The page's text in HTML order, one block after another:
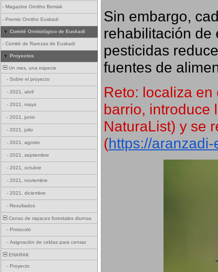
- Magazine Ornitho Berriak
- Premio Ornitho Euskadi
Comité Ornitológico de Euskadi
- Comité de Rarezas de Euskadi
Proyectos
Un mes, una especie
- Sobre el proyecto
- 2021, abril
- 2021, mayo
- 2021, junio
- 2021, julio
- 2021, agosto
- 2021, septiembre
- 2021, octubre
- 2021, noviembre
- 2021, diciembre
- Resultados
Censo de rapaces forestales diurnas
- Protocolo
- Asignación de celdas para censar
ENARAK
- Proyecto
Sin embargo,
rehabilitación de
pesticidas
fuentes de
Reto: localiza
barrio, introduce
NaturaList) y se
(https://